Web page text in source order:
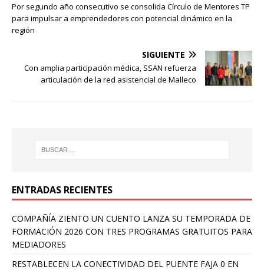
Por segundo año consecutivo se consolida Círculo de Mentores TP
para impulsar a emprendedores con potencial dinámico en la
región
SIGUIENTE
Con amplia participación médica, SSAN refuerza
articulación de la red asistencial de Malleco
ENTRADAS RECIENTES
COMPAÑÍA ZIENTO UN CUENTO LANZA SU TEMPORADA DE
FORMACIÓN 2026 CON TRES PROGRAMAS GRATUITOS PARA
MEDIADORES
RESTABLECEN LA CONECTIVIDAD DEL PUENTE FAJA 0 EN